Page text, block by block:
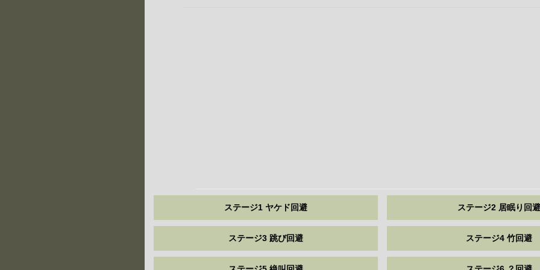
ステージ1 ヤケド回避 ステージ2 居眠り回
ステージ3 跳び回避 ステージ4 竹回避